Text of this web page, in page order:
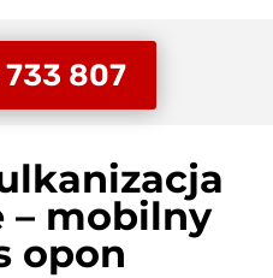
807
– mobilny
opon